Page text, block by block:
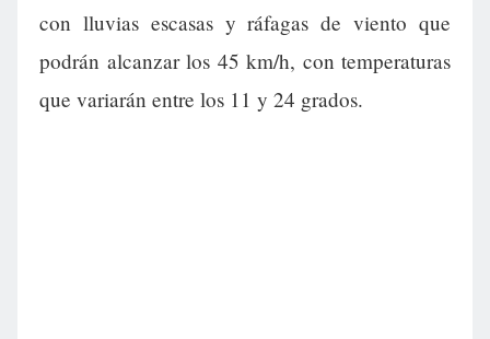
con lluvias escasas y ráfagas de viento que
podrán alcanzar los 45 km/h, con temperaturas
que variarán entre los 11 y 24 grados.